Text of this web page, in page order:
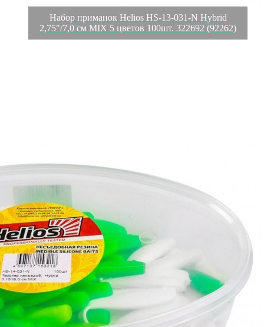
Набор приманок Helios HS-13-031-N Hybrid
2,75"/7,0 см MIX 5 цветов 100шт. 322692 (92262)
виброхвоста и хвостом твистера. Подходит для ловли как
некрупных хищников, таких как окунь и берш, так и крупных
— щука и судак. За счет особой формы тела и мягкого
силикона эта приманка работает даже при самых
минимальных скоростях проводки. Твистер Hybrid позволяет
спровоцировать на атаку даже пассивного хищника.
Подходит для монтажа всех видов джиговых и поводковых
оснасток. Характеристики: Материал: силикон Тип:
несъедобный Форма: твистер. Размер: 2,75"/7,0 см Цвет: MIX
Упаковка: банка (100 шт).
Вес
0.1 кг
Штрихкод 4607137153195
Рассказать друзьям!